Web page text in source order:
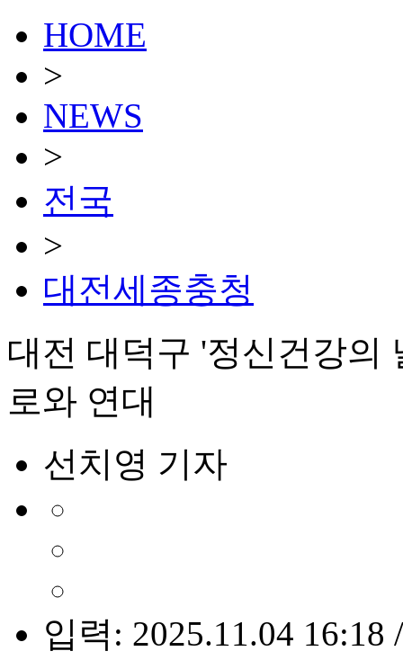
HOME
>
NEWS
>
전국
>
대전세종충청
대전 대덕구 '정신건강
로와 연대
선치영 기자
입력: 2025.11.04 16:18